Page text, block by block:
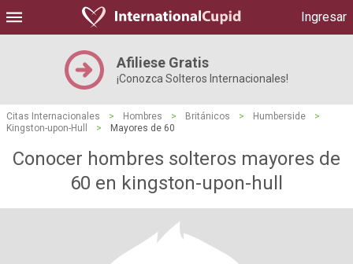
Ingresar
Afiliese Gratis
¡Conozca Solteros Internacionales!
Citas Internacionales > Hombres > Británicos > Humberside
>
Kingston-upon-Hull
> Mayores de 60
Conocer hombres solteros mayores de
60 en kingston-upon-hull